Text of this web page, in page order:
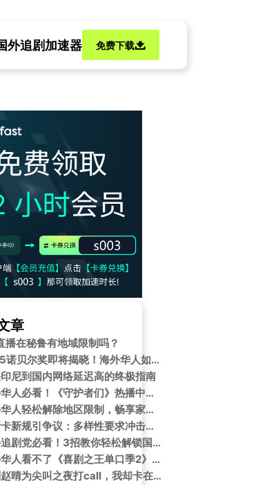
外追剧加速器 免费下载
章
播在秘鲁有地域限制吗？
2025诺贝尔奖即将揭晓！海外华人如何突破地区限制观看B站独家直播
尼到国内网络延迟高的终极指南
海外华人必看！《守护者们》热播中，教你如何突破地区限制追剧不卡顿
海外华人轻松解除地区限制，畅享家乡影视音乐综艺全攻略
奥斯卡新规引争议：多样性要求冲击最佳影片评选
海外追剧党必看！3招教你轻松解锁国内影视平台限制
海外华人看不了《喜剧之王单口季2》？3招教你破解地区限制，笑点不延迟！
刷到赵晴为尖叫之夜打call，我却卡在加载圈圈里：海外党看国内视频的痛，谁懂啊